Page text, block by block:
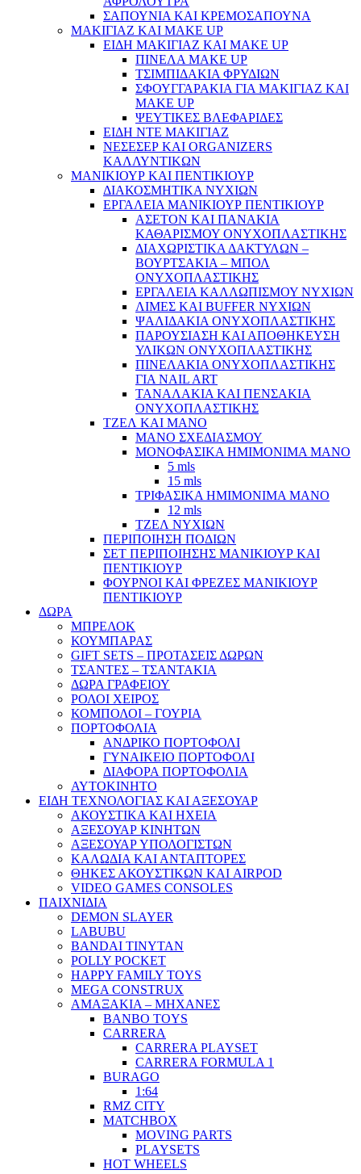
ΣΑΠΟΥΝΙΑ ΚΑΙ ΚΡΕΜΟΣΑΠΟΥΝΑ
ΜΑΚΙΓΙΑΖ ΚΑΙ MAKE UP
ΕΙΔΗ ΜΑΚΙΓΙΑΖ ΚΑΙ MAKE UP
ΠΙΝΕΛΑ MAKE UP
ΤΣΙΜΠΙΔΑΚΙΑ ΦΡΥΔΙΩΝ
ΣΦΟΥΓΓΑΡΑΚΙΑ ΓΙΑ ΜΑΚΙΓΙΑZ ΚΑΙ
MAKE UP
ΨΕΥΤΙΚΕΣ ΒΛΕΦΑΡΙΔΕΣ
ΕΙΔΗ ΝΤΕ ΜΑΚΙΓΙΑΖ
ΝΕΣΕΣΕΡ ΚΑΙ ORGANIZERS
ΚΑΛΛΥΝΤΙΚΩΝ
ΜΑΝΙΚΙΟΥΡ ΚΑΙ ΠΕΝΤΙΚΙΟΥΡ
ΔΙΑΚΟΣΜΗΤΙΚΑ ΝΥΧΙΩΝ
ΕΡΓΑΛΕΙΑ ΜΑΝΙΚΙΟΥΡ ΠΕΝΤΙΚΙΟΥΡ
ΑΣΕΤΟΝ ΚΑΙ ΠΑΝΑΚΙΑ
ΚΑΘΑΡΙΣΜΟΥ ΟΝΥΧΟΠΛΑΣΤΙΚΗΣ
ΔΙΑΧΩΡΙΣΤΙΚΑ ΔΑΚΤΥΛΩΝ –
ΒΟΥΡΤΣΑΚΙΑ – ΜΠΟΛ
ΟΝΥΧΟΠΛΑΣΤΙΚΗΣ
ΕΡΓΑΛΕΙΑ ΚΑΛΛΩΠΙΣΜΟΥ ΝΥΧΙΩΝ
ΛΙΜΕΣ ΚΑΙ BUFFER ΝΥΧΙΩΝ
ΨΑΛΙΔΑΚΙΑ ΟΝΥΧΟΠΛΑΣΤΙΚΗΣ
ΠΑΡΟΥΣΙΑΣΗ ΚΑΙ ΑΠΟΘΗΚΕΥΣΗ
ΥΛΙΚΩΝ ΟΝΥΧΟΠΛΑΣΤΙΚΗΣ
ΠΙΝΕΛΑΚΙΑ ΟΝΥΧΟΠΛΑΣΤΙΚΗΣ
ΓΙΑ NAIL ART
ΤΑΝΑΛΑΚΙΑ ΚΑΙ ΠΕΝΣΑΚΙΑ
ΟΝΥΧΟΠΛΑΣΤΙΚΗΣ
ΤΖΕΛ ΚΑΙ ΜΑΝΟ
ΜΑΝΟ ΣΧΕΔΙΑΣΜΟΥ
ΜΟΝΟΦΑΣΙΚΑ ΗΜΙΜΟΝΙΜΑ ΜΑΝΟ
5 mls
15 mls
ΤΡΙΦΑΣΙΚΑ ΗΜΙΜΟΝΙΜΑ ΜΑΝΟ
12 mls
ΤΖΕΛ ΝΥΧΙΩΝ
ΠΕΡΙΠΟΙΗΣΗ ΠΟΔΙΩΝ
ΣΕΤ ΠΕΡΙΠΟΙΗΣΗΣ ΜΑΝΙΚΙΟΥΡ ΚΑΙ
ΠΕΝΤΙΚΙΟΥΡ
ΦΟΥΡΝΟΙ ΚΑΙ ΦΡΕΖΕΣ ΜΑΝΙΚΙΟΥΡ
ΠΕΝΤΙΚΙΟΥΡ
ΔΩΡΑ
ΜΠΡΕΛΟΚ
ΚΟΥΜΠΑΡΑΣ
GIFT SETS – ΠΡΟΤΑΣΕΙΣ ΔΩΡΩΝ
ΤΣΑΝΤΕΣ – ΤΣΑΝΤΑΚΙΑ
ΔΩΡΑ ΓΡΑΦΕΙΟΥ
ΡΟΛΟΙ ΧΕΙΡΟΣ
ΚΟΜΠΟΛΟΙ – ΓΟΥΡΙΑ
ΠΟΡΤΟΦΟΛΙΑ
ΑΝΔΡΙΚΟ ΠΟΡΤΟΦΟΛΙ
ΓΥΝΑΙΚΕΙΟ ΠΟΡΤΟΦΟΛΙ
ΔΙΑΦΟΡΑ ΠΟΡΤΟΦΟΛΙΑ
ΑΥΤΟΚΙΝΗΤΟ
ΕΙΔΗ ΤΕΧΝΟΛΟΓΙΑΣ ΚΑΙ ΑΞΕΣΟΥΑΡ
ΑΚΟΥΣΤΙΚΑ ΚΑΙ ΗΧΕΙΑ
ΑΞΕΣΟΥΑΡ ΚΙΝΗΤΩΝ
ΑΞΕΣΟΥΑΡ ΥΠΟΛΟΓΙΣΤΩΝ
ΚΑΛΩΔΙΑ ΚΑΙ ΑΝΤΑΠΤΟΡΕΣ
ΘΗΚΕΣ ΑΚΟΥΣΤΙΚΩΝ ΚΑΙ AIRPOD
VIDEO GAMES CONSOLES
ΠΑΙΧΝΙΔΙΑ
DEMON SLAYER
LABUBU
BANDAI TINYTAN
POLLY POCKET
HAPPY FAMILY TOYS
MEGA CONSTRUX
ΑΜΑΞΑΚΙΑ – ΜΗΧΑΝΕΣ
BANBO TOYS
CARRERA
CARRERA PLAYSET
CARRERA FORMULA 1
BURAGO
1:64
RMZ CITY
MATCHBOX
MOVING PARTS
PLAYSETS
HOT WHEELS